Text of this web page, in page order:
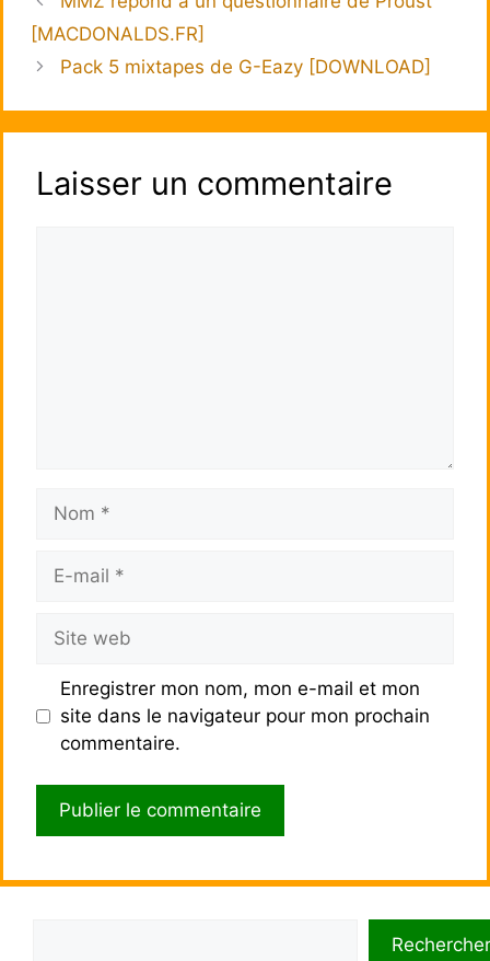
[MACDONALDS.FR]
Pack 5 mixtapes de G-Eazy [DOWNLOAD]
Laisser un commentaire
mail
web
Enregistrer mon nom, mon e-mail et mon
site dans le navigateur pour mon prochain
commentaire.
Rechercher